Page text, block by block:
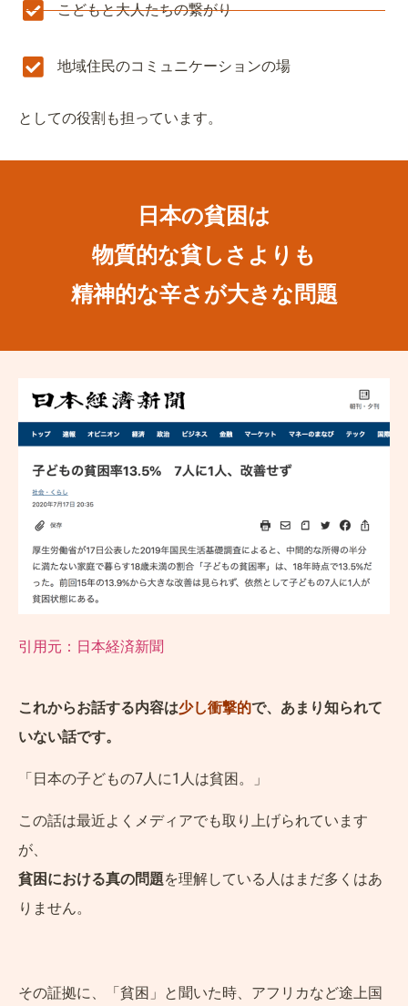
こどもと大人たちの繋がり
地域住民のコミュニケーションの場
としての役割も担っています。
日本の貧困は
物質的な貧しさよりも
精神的な辛さが大きな問題
引用元：日本経済新聞
これからお話する内容は少し衝撃的で、あまり知られて
いない話です。
「日本の子どもの7人に1人は貧困。」
この話は最近よくメディアでも取り上げられています
が、
貧困における真の問題を理解している人はまだ多くはあ
りません。
その証拠に、「貧困」と聞いた時、アフリカなど途上国